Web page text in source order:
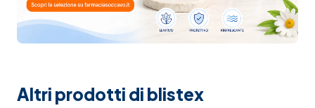
Altri prodotti di blistex